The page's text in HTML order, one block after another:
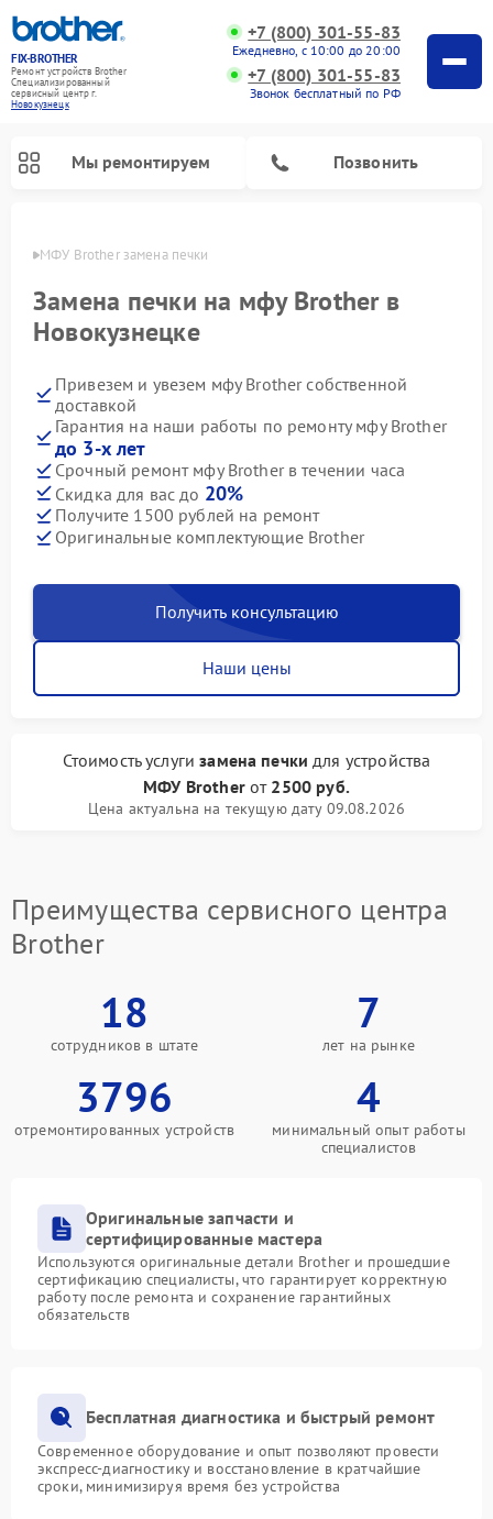
FIX-BROTHER
Ремонт устройств Brother
Специализированный
cервисный центр г.
Новокузнецк
+7 (800) 301-55-83
Ежедневно, с 10:00 до 20:00
+7 (800) 301-55-83
Звонок бесплатный по РФ
Мы ремонтируем Позвонить
МФУ Brother замена печки
Замена печки на мфу Brother в
Новокузнецке
Привезем и увезем мфу Brother собственной
доставкой
Гарантия на наши работы по ремонту мфу Brother
до 3-х лет
Срочный ремонт мфу Brother в течении часа
Скидка для вас до 20%
Получите 1500 рублей на ремонт
Оригинальные комплектующие Brother
Получить консультацию
Наши цены
Стоимость услугизамена печки для устройства
МФУ Brotherот 2500 руб.
Цена актуальна на текущую дату 09.08.2026
Преимущества сервисного центра
Brother
18
сотрудников в штате
7
лет на рынке
3796
отремонтированных устройств
4
минимальный опыт работы
специалистов
Оригинальные запчасти и
сертифицированные мастера
Используются оригинальные детали Brother и прошедшие
сертификацию специалисты, что гарантирует корректную
работу после ремонта и сохранение гарантийных
обязательств
Бесплатная диагностика и быстрый ремонт
Современное оборудование и опыт позволяют провести
экспресс-диагностику и восстановление в кратчайшие
сроки, минимизируя время без устройства